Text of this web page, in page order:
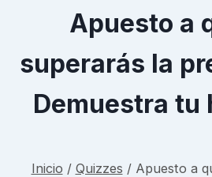
Apuesto a
superarás la
Demuestra tu
Inicio / Quizzes / Apuesto a